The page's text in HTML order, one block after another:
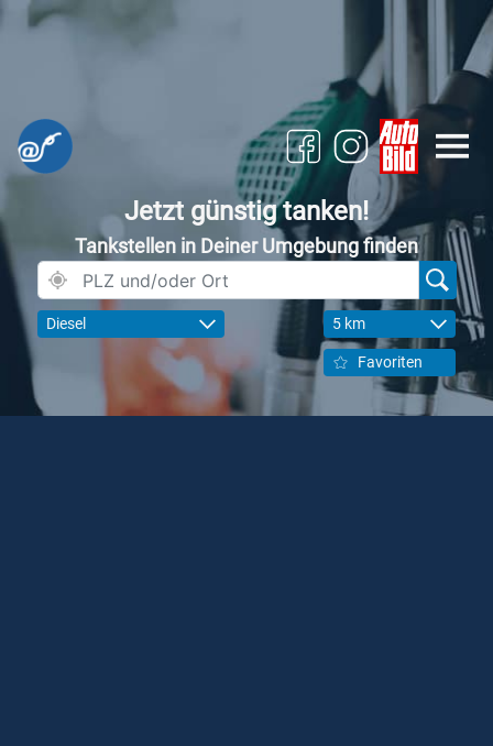
Jetzt günstig tanken!
Tankstellen in Deiner Umgebung finden
Diesel 5 km
Favoriten